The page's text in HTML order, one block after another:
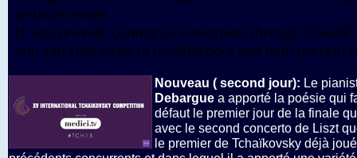
Nouveau ( second jour): Le
Debargue a apporté la poésie qui
défaut le premier jour de la finale
avec le second concerto de Liszt
le premier de Tchaïkovsky déjà